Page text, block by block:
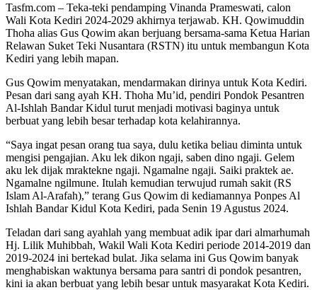
Tasfm.com – Teka-teki pendamping Vinanda Prameswati, calon
Wali Kota Kediri 2024-2029 akhirnya terjawab. KH. Qowimuddin
Thoha alias Gus Qowim akan berjuang bersama-sama Ketua Harian
Relawan Suket Teki Nusantara (RSTN) itu untuk membangun Kota
Kediri yang lebih mapan.
Gus Qowim menyatakan, mendarmakan dirinya untuk Kota Kediri.
Pesan dari sang ayah KH. Thoha Mu’id, pendiri Pondok Pesantren
Al-Ishlah Bandar Kidul turut menjadi motivasi baginya untuk
berbuat yang lebih besar terhadap kota kelahirannya.
“Saya ingat pesan orang tua saya, dulu ketika beliau diminta untuk
mengisi pengajian. Aku lek dikon ngaji, saben dino ngaji. Gelem
aku lek dijak mraktekne ngaji. Ngamalne ngaji. Saiki praktek ae.
Ngamalne ngilmune. Itulah kemudian terwujud rumah sakit (RS
Islam Al-Arafah),” terang Gus Qowim di kediamannya Ponpes Al
Ishlah Bandar Kidul Kota Kediri, pada Senin 19 Agustus 2024.
Teladan dari sang ayahlah yang membuat adik ipar dari almarhumah
Hj. Lilik Muhibbah, Wakil Wali Kota Kediri periode 2014-2019 dan
2019-2024 ini bertekad bulat. Jika selama ini Gus Qowim banyak
menghabiskan waktunya bersama para santri di pondok pesantren,
kini ia akan berbuat yang lebih besar untuk masyarakat Kota Kediri.